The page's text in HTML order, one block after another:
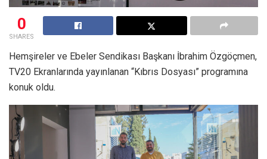
0
SHARES
Hemşireler ve Ebeler Sendikası Başkanı İbrahim Özgöçmen,
TV20 Ekranlarında yayınlanan “Kıbrıs Dosyası” programına
konuk oldu.